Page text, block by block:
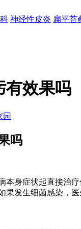
神经性皮炎 扁平苔
有效果吗
园
吗
本身症状起直接治
果发生细菌感染，